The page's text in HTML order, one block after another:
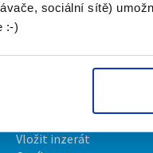
sociální sítě)
:-)
Vložit inzerát